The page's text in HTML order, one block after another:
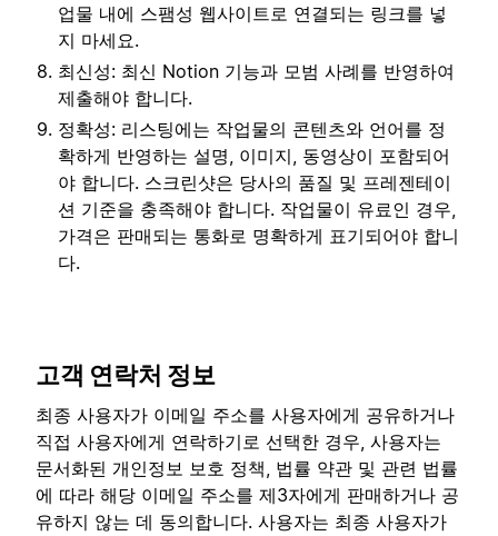
업물 내에 스팸성 웹사이트로 연결되는 링크를 넣
지 마세요.
최신성: 최신 Notion 기능과 모범 사례를 반영하여
제출해야 합니다.
정확성: 리스팅에는 작업물의 콘텐츠와 언어를 정
확하게 반영하는 설명, 이미지, 동영상이 포함되어
야 합니다. 스크린샷은 당사의 품질 및 프레젠테이
션 기준을 충족해야 합니다. 작업물이 유료인 경우,
가격은 판매되는 통화로 명확하게 표기되어야 합니
다.
고객 연락처 정보
최종 사용자가 이메일 주소를 사용자에게 공유하거나
직접 사용자에게 연락하기로 선택한 경우, 사용자는
문서화된 개인정보 보호 정책, 법률 약관 및 관련 법률
에 따라 해당 이메일 주소를 제3자에게 판매하거나 공
유하지 않는 데 동의합니다. 사용자는 최종 사용자가